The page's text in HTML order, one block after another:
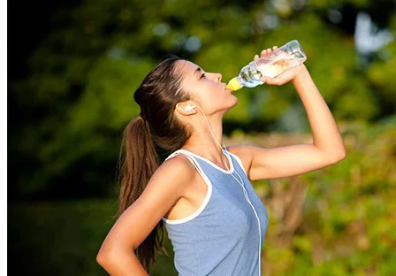
Chưa có sản phẩm trong giỏ hàng.